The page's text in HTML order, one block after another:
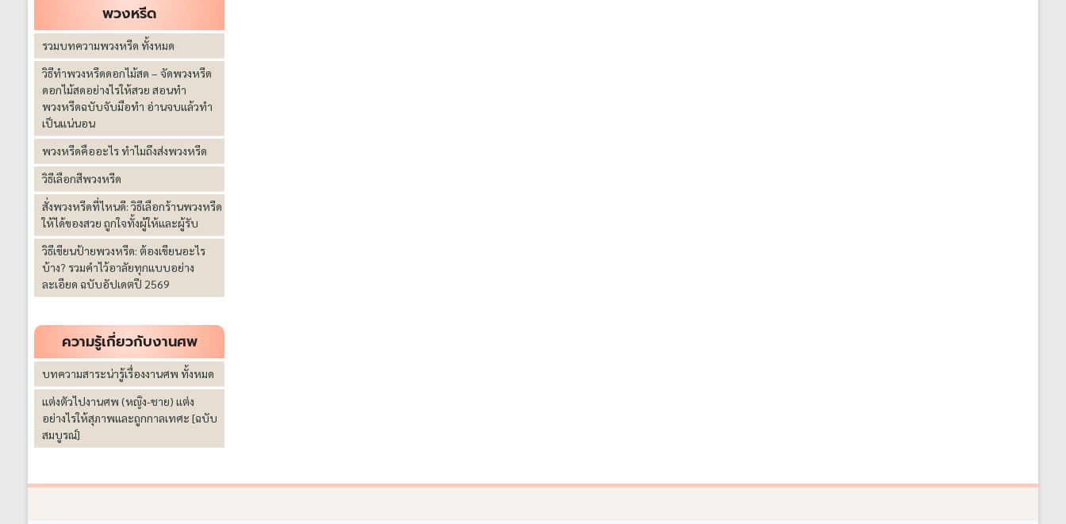
พวงหรีด
รวมบทความพวงหรีด ทั้งหมด
วิธีทำพวงหรีดดอกไม้สด – จัดพวงหรีด
ดอกไม้สดอย่างไรให้สวย สอนทำ
พวงหรีดฉบับจับมือทำ อ่านจบแล้วทำ
เป็นแน่นอน
พวงหรีดคืออะไร ทำไมถึงส่งพวงหรีด
วิธีเลือกสีพวงหรีด
สั่งพวงหรีดที่ไหนดี: วิธีเลือกร้านพวงหรีด
ให้ได้ของสวย ถูกใจทั้งผู้ให้และผู้รับ
วิธีเขียนป้ายพวงหรีด: ต้องเขียนอะไร
บ้าง? รวมคำไว้อาลัยทุกแบบอย่าง
ละเอียด ฉบับอัปเดตปี 2569
ความรู้เกี่ยวกับงานศพ
บทความสาระน่ารู้เรื่องงานศพ ทั้งหมด
แต่งตัวไปงานศพ (หญิง-ชาย) แต่ง
อย่างไรให้สุภาพและถูกกาลเทศะ [ฉบับ
สมบูรณ์]